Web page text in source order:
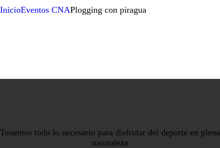
InicioEventos CNAPlogging con piragua
Tenemos todo lo necesario para disfrutar del deporte en plena
naturaleza